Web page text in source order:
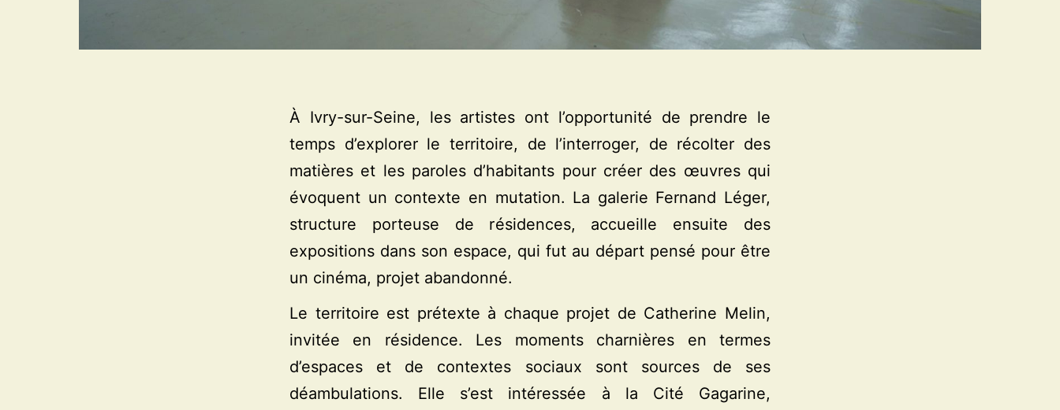
À Ivry-sur-Seine, les artistes ont l’opportunité de prendre le
temps d’explorer le territoire, de l’interroger, de récolter des
matières et les paroles d’habitants pour créer des œuvres qui
évoquent un contexte en mutation. La galerie Fernand Léger,
structure porteuse de résidences, accueille ensuite des
expositions dans son espace, qui fut au départ pensé pour être
un cinéma, projet abandonné.
Le territoire est prétexte à chaque projet de Catherine Melin,
invitée en résidence. Les moments charnières en termes
d’espaces et de contextes sociaux sont sources de ses
déambulations. Elle s’est intéressée à la Cité Gagarine,